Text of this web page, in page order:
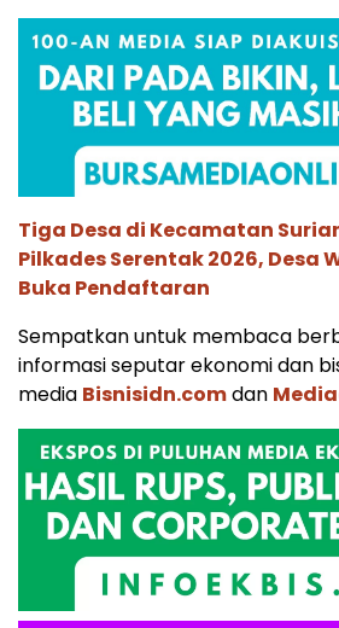
Tiga Desa di Kecamatan
Pilkades Serentak 2026, Desa
Buka Pendaftaran
Sempatkan untuk membaca
informasi seputar ekonomi dan
media Bisnisidn.comdan